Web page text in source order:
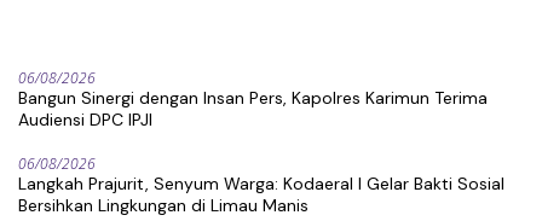
06/08/2026
Bangun Sinergi dengan Insan Pers, Kapolres Karimun Terima
Audiensi DPC IPJI
06/08/2026
Langkah Prajurit, Senyum Warga: Kodaeral I Gelar Bakti Sosial
Bersihkan Lingkungan di Limau Manis